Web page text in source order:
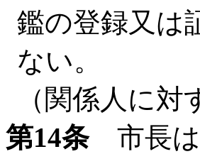
鑑の登録又は
ない。
（関係人に
第14条市長は